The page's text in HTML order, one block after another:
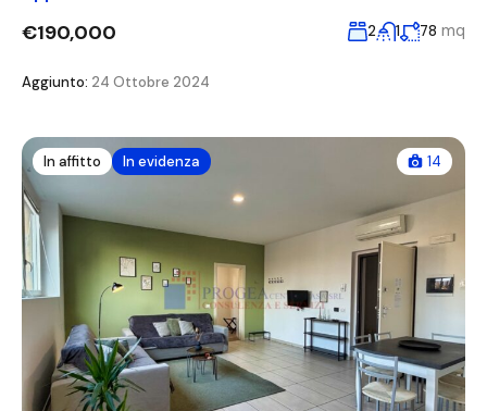
€190,000 2 1 78 mq
Aggiunto: 24 Ottobre 2024
In affitto In evidenza 14